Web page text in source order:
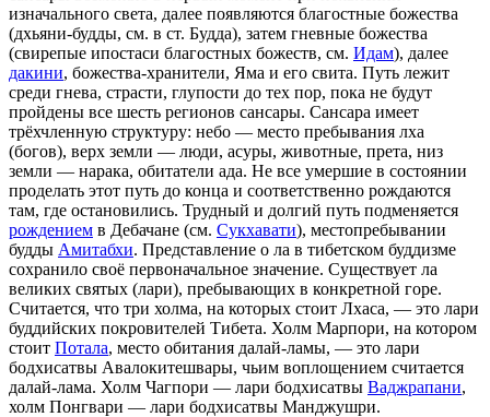
изначального света, далее появляются благостные божества
(дхьяни-будды, см. в ст. Будда), затем гневные божества
(свирепые ипостаси благостных божеств, см. Идам), далее
дакини, божества-хранители, Яма и его свита. Путь лежит
среди гнева, страсти, глупости до тех пор, пока не будут
пройдены все шесть регионов сансары. Сансара имеет
трёхчленную структуру: небо — место пребывания лха
(богов), верх земли — люди, асуры, животные, прета, низ
земли — нарака, обитатели ада. Не все умершие в состоянии
проделать этот путь до конца и соответственно рождаются
там, где остановились. Трудный и долгий путь подменяется
рождением в Дебачане (см. Сукхавати), местопребывании
будды Амитабхи. Представление о ла в тибетском буддизме
сохранило своё первоначальное значение. Существует ла
великих святых (лари), пребывающих в конкретной горе.
Считается, что три холма, на которых стоит Лхаса, — это лари
буддийских покровителей Тибета. Холм Марпори, на котором
стоит Потала, место обитания далай-ламы, — это лари
бодхисатвы Авалокитешвары, чьим воплощением считается
далай-лама. Холм Чагпори — лари бодхисатвы Ваджрапани,
холм Понгвари — лари бодхисатвы Манджушри.